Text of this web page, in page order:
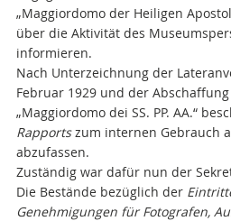
„Maggiordomo der Heiligen
über die Aktivität des
informieren.
Nach Unterzeichnung der
Februar 1929 und der
„Maggiordomo dei SS. PP. AA.“
Rapportszum internen Gebrauch
abzufassen.
Zuständig war dafür nun der
Die Bestände bezüglich der
Genehmigungen für Fotografen,